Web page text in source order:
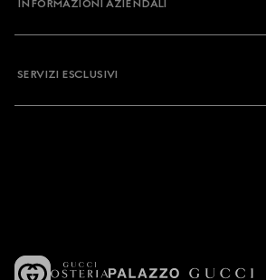
INFORMAZIONI AZIENDALI
SERVIZI ESCLUSIVI